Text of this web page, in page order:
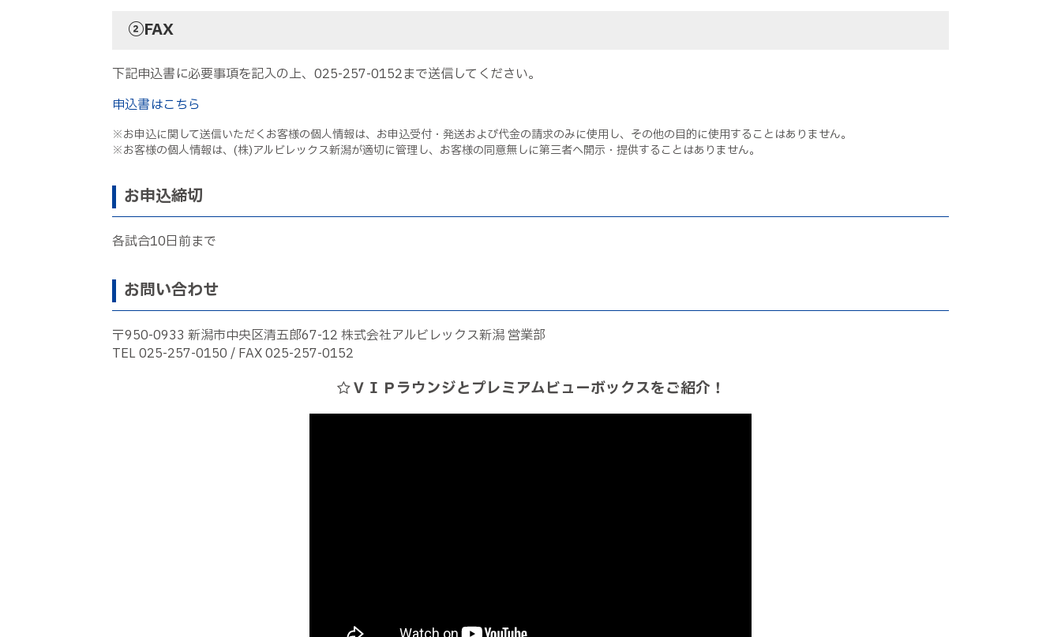
②FAX
下記申込書に必要事項を記入の上、025-257-0152まで送信してください。
申込書はこちら
※お申込に関して送信いただくお客様の個人情報は、お申込受付・発送および代金の請求のみに使用し、その他の目的に使用することはありません。
※お客様の個人情報は、(株)アルビレックス新潟が適切に管理し、お客様の同意無しに第三者へ開示・提供することはありません。
お申込締切
各試合10日前まで
お問い合わせ
〒950-0933 新潟市中央区清五郎67-12 株式会社アルビレックス新潟 営業部
TEL 025-257-0150 / FAX 025-257-0152
☆ＶＩＰラウンジとプレミアムビューボックスをご紹介！